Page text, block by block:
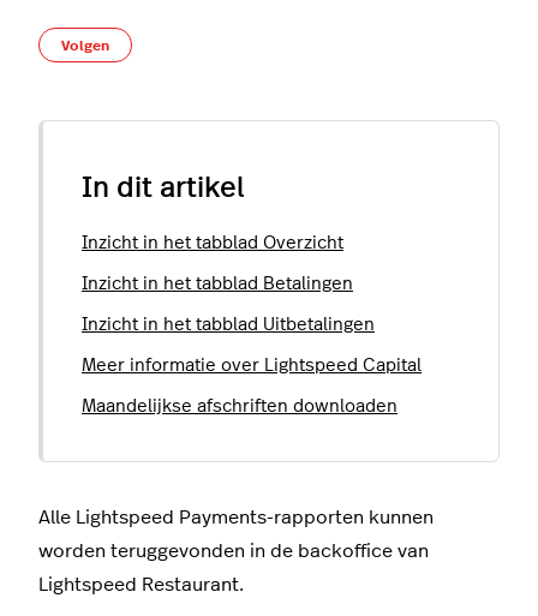
Volgen
In dit artikel
Inzicht in het tabblad Overzicht
Inzicht in het tabblad Betalingen
Inzicht in het tabblad Uitbetalingen
Meer informatie over Lightspeed Capital
Maandelijkse afschriften downloaden
Alle Lightspeed Payments-rapporten kunnen
worden teruggevonden in de backoffice van
Lightspeed Restaurant.